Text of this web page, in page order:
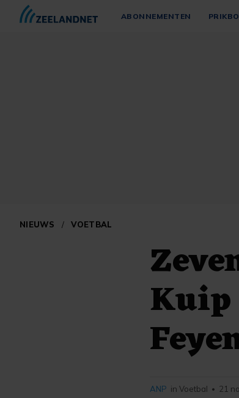
ABONNEMENTEN
NIEUWS / VOETBAL
ANP in Voetbal • 21